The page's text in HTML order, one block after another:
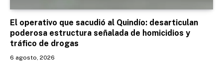
El operativo que sacudió al Quindío: desarticulan
poderosa estructura señalada de homicidios y
tráfico de drogas
6 agosto, 2026